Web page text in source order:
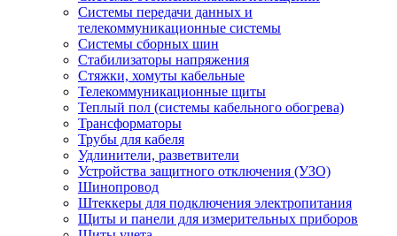
Системы передачи данных и
телекоммуникационные системы
Системы сборных шин
Стабилизаторы напряжения
Стяжки, хомуты кабельные
Телекоммуникационные щиты
Теплый пол (системы кабельного обогрева)
Трансформаторы
Трубы для кабеля
Удлинители, разветвители
Устройства защитного отключения (УЗО)
Шинопровод
Штеккеры для подключения электропитания
Щиты и панели для измерительных приборов